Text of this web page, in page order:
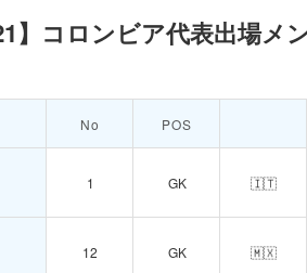
】コロンビア代表出場メ
No POS
1 GK 🇮🇹
12 GK 🇲🇽